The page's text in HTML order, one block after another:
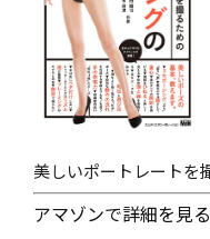
美しいポートレートを
アマゾンで詳細を見る